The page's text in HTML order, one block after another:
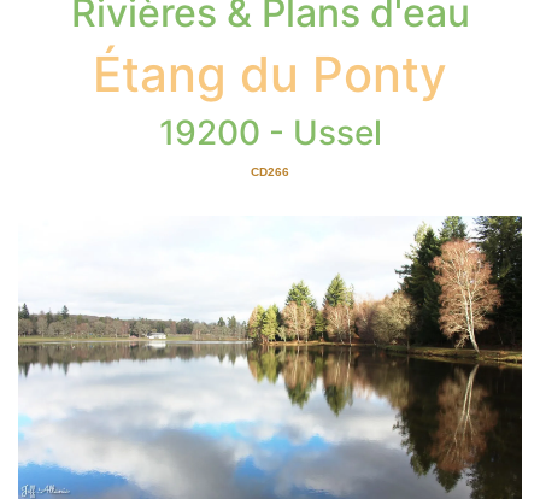
Rivières & Plans d'eau
Étang du Ponty
19200 - Ussel
CD266